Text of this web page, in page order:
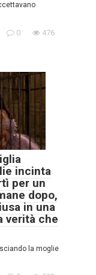
0 476
incinta
per un
dopo,
in una
verità che
la moglie